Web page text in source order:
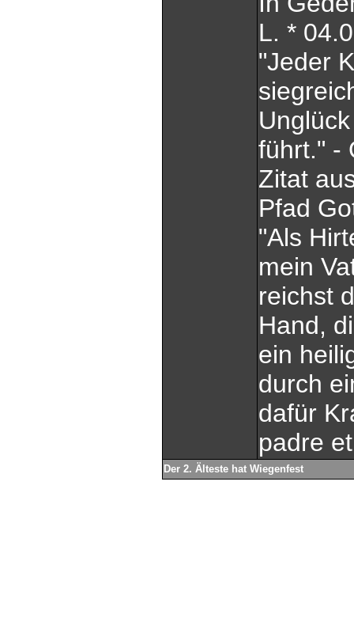
L. *
"Jeder
führt." -
Zitat
Pfad
"Als
mein
reichst
Hand,
ein
durch
dafür
padre
Der 2. Älteste hat Wiegenfest